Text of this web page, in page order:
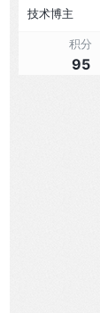
技术博主
积分
95